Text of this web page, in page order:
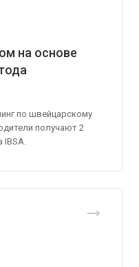
на основе
по швейцарскому
получают 2
IBSA.